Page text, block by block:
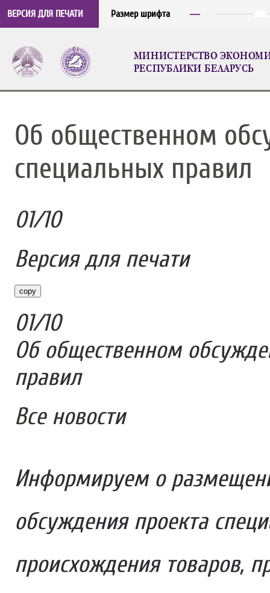
ВЕРСИЯ ДЛЯ ПЕЧАТИ Размер шрифта ─
МИНИСТЕРСТВО
РЕСПУБЛИКИ БЕЛАРУСЬ
Об общественном
специальных правил
01/10
Версия для печати
copy
01/10
Об общественном
правил
Все новости
Информируем о
обсуждения проекта
происхождения товаров,